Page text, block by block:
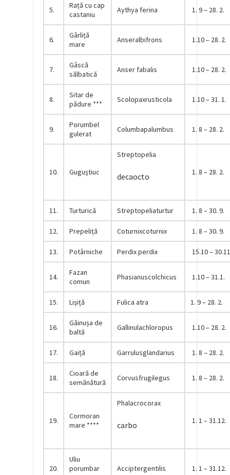
5.
Rață cu cap
castaniu
Aythya ferina 1. 9 – 28. 2.
6.
Gârliță
mare
Anseralbifrons 1.10 – 28. 2.
7.
Gâscă
sălbatică
Anser fabalis 1.10 – 28. 2.
8.
Sitar de
pădure ***
Scolopaxrusticola 1.10 – 31. 1.
9.
Porumbel
gulerat
Columbapalumbus 1. 8 – 28. 2.
10. Guguștiuc
Streptopelia
decaocto 1. 8 – 28. 2.
11. Turturică Streptopeliaturtur 1. 8 – 30. 9.
12. Prepeliță Coturnixcoturnix 1. 8 – 30. 9.
13. Potârniche Perdix perdix 15.10 –
14.
Fazan
comun
Phasianuscolchicus 1.10 – 31.1.
15. Lișiță Fulica atra 1. 9 – 28. 2.
16.
Găinușa de
baltă
Gallinulachloropus 1.10 – 28. 2.
17. Gaiță Garrulusglandarius 1. 8 – 28. 2.
18.
Cioară de
semănătură
Corvusfrugilegus 1. 8 – 28. 2.
19.
Cormoran
mare ****
Phalacrocorax
carbo 1. 1 – 31.12.
20.
Uliu
porumbar
Acciptergentilis 1. 1 – 31.12.